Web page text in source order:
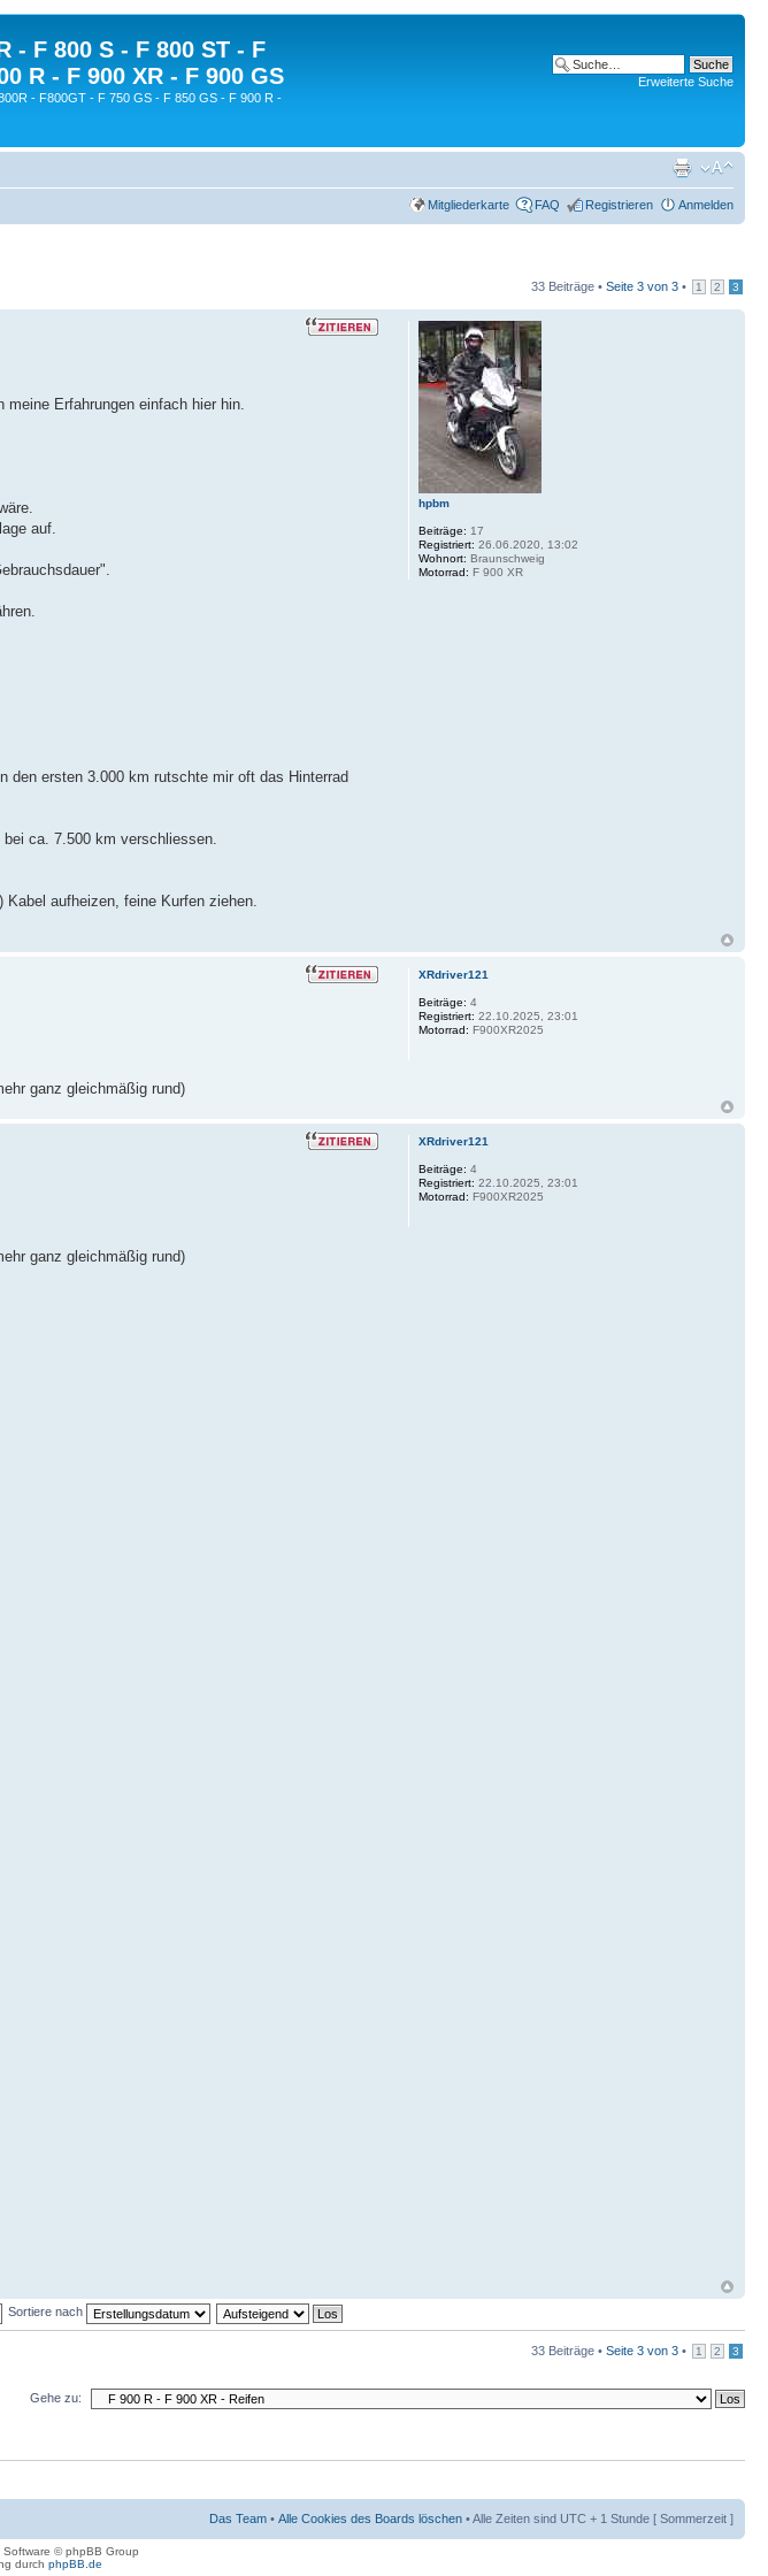
- F 800 S - F 800 ST - F
R - F 900 XR - F 900 GS
- F800GT - F 750 GS - F 850 GS - F 900 R -
Erweiterte Suche
Mitgliederkarte FAQ Registrieren Anmelden
33 Beiträge • Seite 3 von 3 • 1 2 3
Erfahrungen einfach hier hin.
auf.
den ersten 3.000 km rutschte mir oft das Hinterrad
ca. 7.500 km verschliessen.
aufheizen, feine Kurfen ziehen.
hpbm
Beiträge: 17
Registriert: 26.06.2020, 13:02
Wohnort: Braunschweig
Motorrad: F 900 XR
ganz gleichmäßig rund)
XRdriver121
Beiträge: 4
Registriert: 22.10.2025, 23:01
Motorrad: F900XR2025
ganz gleichmäßig rund)
XRdriver121
Beiträge: 4
Registriert: 22.10.2025, 23:01
Motorrad: F900XR2025
Sortiere nach
33 Beiträge • Seite 3 von 3 • 1 2 3
Gehe zu:
Das Team • Alle Cookies des Boards löschen • Alle Zeiten sind UTC + 1 Stunde [ Sommerzeit ]
Software © phpBB Group
durch phpBB.de